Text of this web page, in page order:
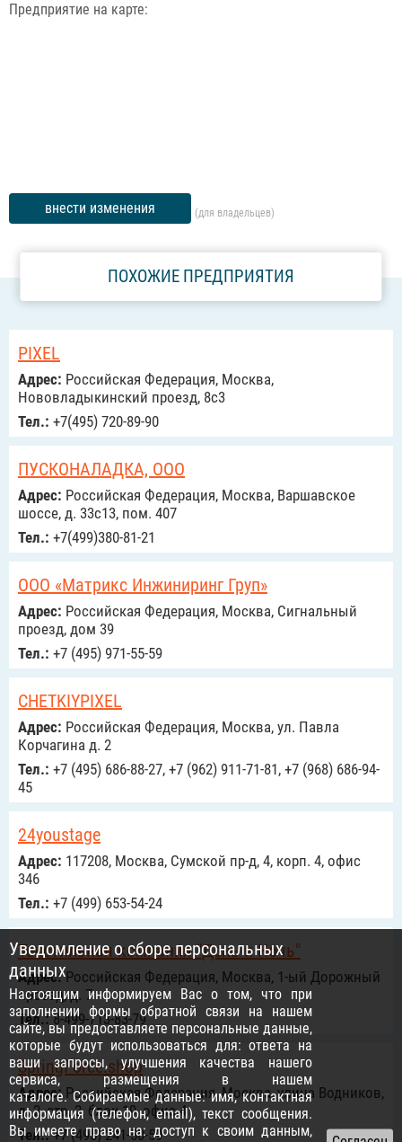
Предприятие на карте:
внести изменения (для владельцев)
ПОХОЖИЕ ПРЕДПРИЯТИЯ
PIXEL
Адрес: Российcкая Федерация, Москва,
Нововладыкинский проезд, 8с3
Тел.: +7(495) 720-89-90
ПУСКОНАЛАДКА, ООО
Адрес: Российcкая Федерация, Москва, Варшавское
шоссе, д. 33с13, пом. 407
Тел.: +7(499)380-81-21
ООО «Матрикс Инжиниринг Груп»
Адрес: Российcкая Федерация, Москва, Сигнальный
проезд, дом 39
Тел.: +7 (495) 971-55-59
CHETKIYPIXEL
Адрес: Российcкая Федерация, Москва, ул. Павла
Корчагина д. 2
Тел.: +7 (495) 686-88-27, +7 (962) 911-71-81, +7 (968) 686-94-
45
24youstage
Адрес: 117208, Москва, Сумской пр-д, 4, корп. 4, офис
346
Тел.: +7 (499) 653-54-24
Текстильная компания "День и Ночь"
Адрес:Российcкая Федерация, Москва, 1-ый Дорожный
проезд, д. 7
Тел.:8-499-713-83-79
SpringForce.shop
Адрес:Российcкая Федерация, Москва, улица Водников,
д. 2, стр. 2, блок 19, офис 4
Тел.:+7 (495) 241-50-59
Уведомление о сборе персональных
данных
Настоящим информируем Вас о том, что при
заполнении формы обратной связи на нашем
сайте, вы предоставляете персональные данные,
которые будут использоваться для: ответа на
ваши запросы, улучшения качества нашего
сервиса, размещения в нашем
каталоге. Собираемые данные: имя, контактная
информация (телефон, email), текст сообщения.
Вы имеете право на: доступ к своим данным,